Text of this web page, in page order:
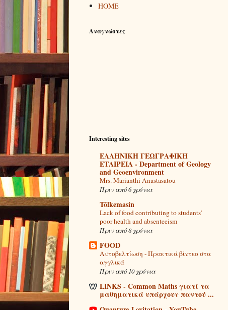
ΗΟΜΕ
Αναγνώστες
Interesting sites
ΕΛΛΗΝΙΚΗ ΓΕΩΓΡΑΦΙΚΗ
ΕΤΑΙΡΕΙΑ - Department of Geology
and Geoenvironment
Mrs. Marianthi Anastasatou
Πριν από 6 χρόνια
Tõlkemasin
Lack of food contributing to students’
poor health and absenteeism
Πριν από 8 χρόνια
FOOD
Αυτοβελτίωση - Πρακτικά βίντεο στα
αγγλικά
Πριν από 10 χρόνια
LINKS - Common Maths γιατί τα
μαθηματικά υπάρχουν παντού ...